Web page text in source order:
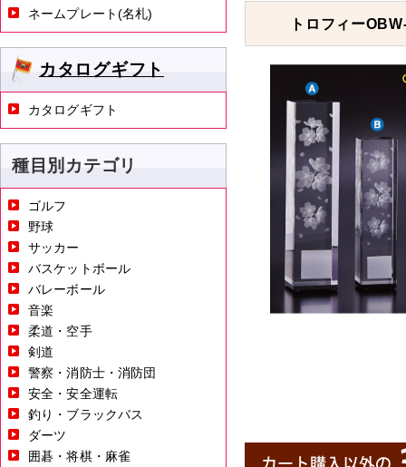
トロフィー
ネームプレート(名札)
カタログギフト
カタログギフト
種目別カテゴリ
ゴルフ
野球
サッカー
バスケットボール
バレーボール
音楽
柔道・空手
剣道
警察・消防士・消防団
安全・安全運転
釣り・ブラックバス
ダーツ
囲碁・将棋・麻雀